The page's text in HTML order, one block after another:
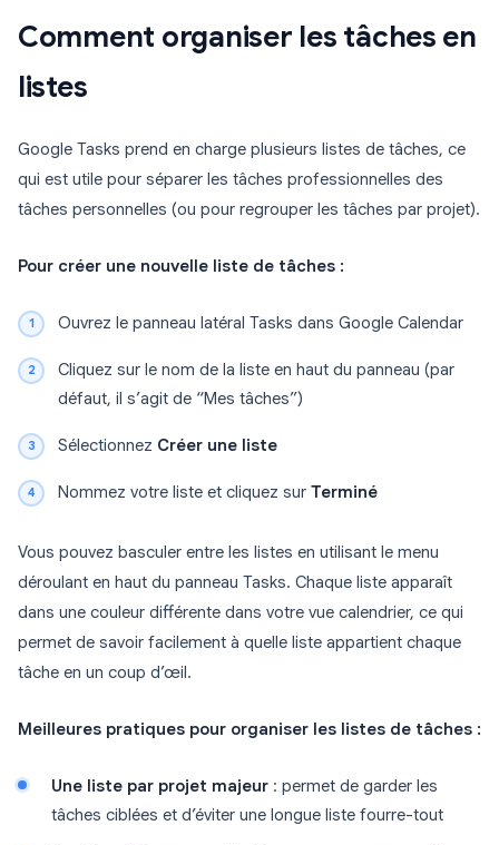
Comment organiser les tâches en
listes
Google Tasks prend en charge plusieurs listes de tâches, ce
qui est utile pour séparer les tâches professionnelles des
tâches personnelles (ou pour regrouper les tâches par projet).
Pour créer une nouvelle liste de tâches :
Ouvrez le panneau latéral Tasks dans Google Calendar
Cliquez sur le nom de la liste en haut du panneau (par
défaut, il s’agit de “Mes tâches”)
Sélectionnez Créer une liste
Nommez votre liste et cliquez sur Terminé
Vous pouvez basculer entre les listes en utilisant le menu
déroulant en haut du panneau Tasks. Chaque liste apparaît
dans une couleur différente dans votre vue calendrier, ce qui
permet de savoir facilement à quelle liste appartient chaque
tâche en un coup d’œil.
Meilleures pratiques pour organiser les listes de tâches :
Une liste par projet majeur : permet de garder les
tâches ciblées et d’éviter une longue liste fourre-tout